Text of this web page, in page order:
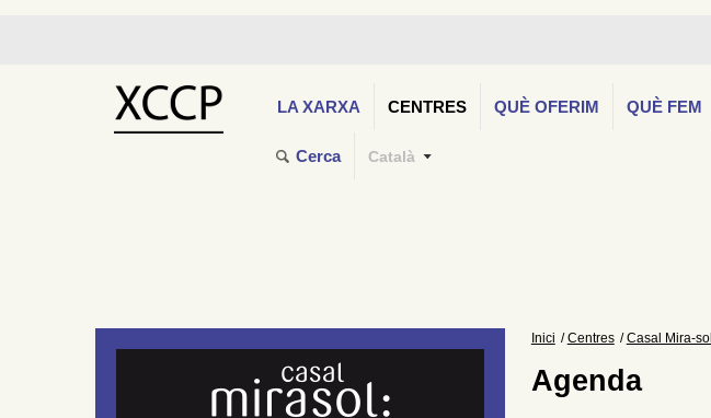
LA XARXA CENTRES QUÈ OFERIM QUÈ FEM
Cerca Català
Inici Centres Casal Mira-sol
Agenda